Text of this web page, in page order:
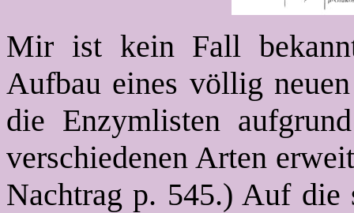
Mir ist kein Fall
Aufbau eines völlig
die Enzymlisten
verschiedenen Arten
Nachtrag p. 545.) Auf die